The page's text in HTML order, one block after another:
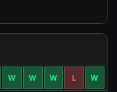
W W W L W